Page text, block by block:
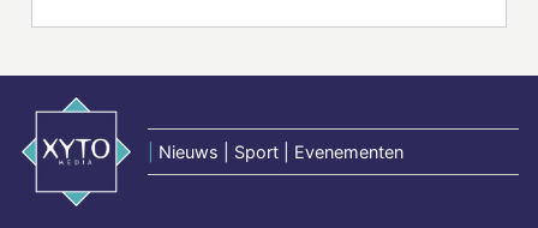
Nieuws | Sport | Evenementen